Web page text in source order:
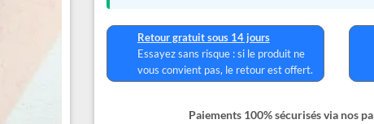
Retour gratuit sous 14 jours
Essayez sans risque : si le produit ne
vous convient pas, le retour est offert.
Paiements 100% sécurisés via nos